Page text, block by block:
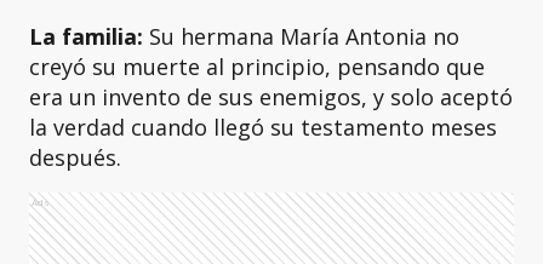
La familia: Su hermana María Antonia no
creyó su muerte al principio, pensando que
era un invento de sus enemigos, y solo aceptó
la verdad cuando llegó su testamento meses
después.
Ads